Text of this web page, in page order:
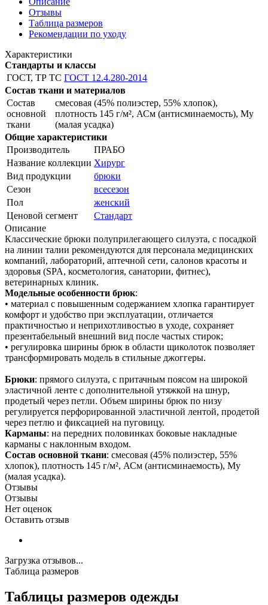
Отзывы
Таблица размеров
Рекомендации по уходу
Характеристики
Стандарты и классы
ГОСТ, ТР ТС ГОСТ 12.4.280-2014
Состав ткани и материалов
Состав
основной
ткани
смесовая (45% полиэстер, 55% хлопок),
плотность 145 г/м², АСм (антисминаемость), Му
(малая усадка)
Общие характеристики
Производитель
ПРАБО
Название коллекции Хирург
Вид продукции
брюки
Сезон
всесезон
Пол
женский
Ценовой сегмент
Стандарт
Описание
Классические брюки полуприлегающего силуэта, с посадкой
на линии талии рекомендуются для персонала медицинских
компаний, лабораторий, аптечной сети, салонов красоты и
здоровья (SPA, косметология, санатории, фитнес),
ветеринарных клиник.
Модельные особенности брюк:
• материал с повышенным содержанием хлопка гарантирует
комфорт и удобство при эксплуатации, отличается
практичностью и неприхотливостью в уходе, сохраняет
презентабельный внешний вид после частых стирок;
• регулировка ширины брюк в области щиколоток позволяет
трансформировать модель в стильные джоггеры.
Брюки: прямого силуэта, с притачным поясом на широкой
эластичной ленте с дополнительной утяжкой на шнур,
продетый через петли. Объем ширины брюк по низу
регулируется перфорированной эластичной лентой, продетой
через петлю и фиксацией на пуговицу.
Карманы: на передних половинках боковые накладные
карманы с наклонным входом.
Состав основной ткани: смесовая (45% полиэстер, 55%
хлопок), плотность 145 г/м², АСм (антисминаемость), Му
(малая усадка).
Отзывы
Отзывы
Нет оценок
Оставить отзыв
Загрузка отзывов...
Таблица размеров
Таблицы размеров одежды